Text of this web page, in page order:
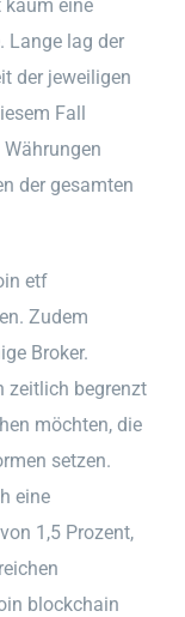
kaum eine
Lange lag der
der jeweiligen
Fall
der gesamten
etf
Zudem
Broker.
zeitlich begrenzt
möchten, die
setzen.
eine
1,5 Prozent,
blockchain